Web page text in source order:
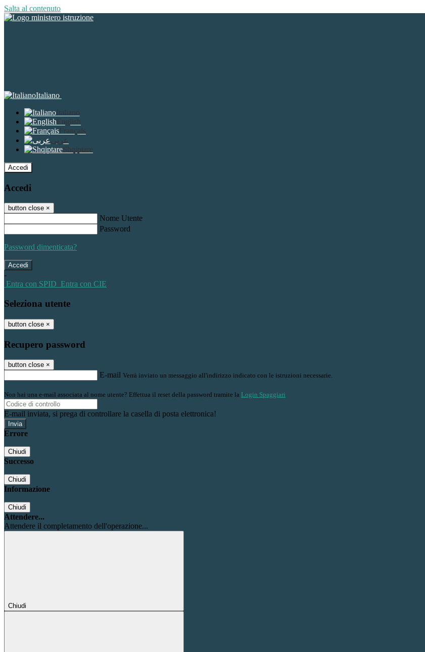
Salta al contenuto
Italiano
Italiano
English
Français
عربى
Shqiptare
Accedi
Accedi
button close ×
Nome Utente
Password
Password dimenticata?
-
Entra con SPID Entra con CIE
Seleziona utente
button close ×
Recupero password
button close ×
E-mail Verrà inviato un messaggio all'indirizzo indicato con le istruzioni necessarie.
Non hai una e-mail associata al nome utente? Effettua il reset della password tramite la Login Spaggiari
E-mail inviata, si prega di controllare la casella di posta elettronica!
Errore
Chiudi
Successo
Chiudi
Informazione
Chiudi
Attendere...
Attendere il completamento dell'operazione...
Chiudi